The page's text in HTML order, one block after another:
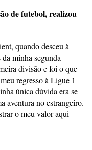
de futebol, realizou
quando desceu à
minha segunda
divisão e foi o que
regresso à Ligue 1
única dúvida era se
aventura no estrangeiro.
o meu valor aqui